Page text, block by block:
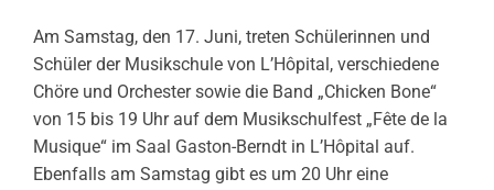
Am Samstag, den 17. Juni, treten Schülerinnen und
Schüler der Musikschule von L’Hôpital, verschiedene
Chöre und Orchester sowie die Band „Chicken Bone“
von 15 bis 19 Uhr auf dem Musikschulfest „Fête de la
Musique“ im Saal Gaston-Berndt in L’Hôpital auf.
Ebenfalls am Samstag gibt es um 20 Uhr eine